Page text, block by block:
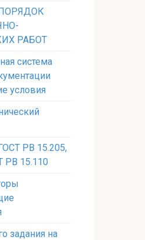
ПОРЯДОК
РАБОТ
система
условия
РВ 15.205,
РВ 15.110
задания на